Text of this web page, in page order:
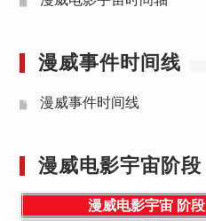
漫威事件时间线
漫威事件时间线
漫威电影宇宙阶段
漫威电影宇宙 阶段